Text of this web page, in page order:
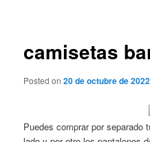
camisetas
Posted on20 de octubre de 2022
Puedes comprar por